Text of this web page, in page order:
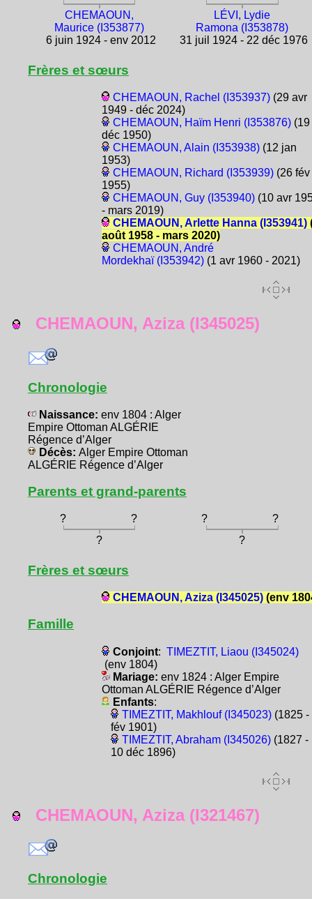
CHEMAOUN,
Maurice (I353877)
6 juin 1924 - env 2012
LÉVI, Lydie
Ramona (I353878)
31 juil 1924 - 22 déc 1976
Frères et sœurs
CHEMAOUN, Rachel (I353937)(29 avr
1949 - déc 2024)
CHEMAOUN, Haïm Henri (I353876)(19
déc 1950)
CHEMAOUN, Alain (I353938)(12 jan
1953)
CHEMAOUN, Richard (I353939)(26 fév
1955)
CHEMAOUN, Guy (I353940)(10 avr
- mars 2019)
CHEMAOUN, Arlette Hanna (I353941)
août 1958 - mars 2020)
CHEMAOUN, André
Mordekhaï (I353942)(1 avr 1960 - 2021)
CHEMAOUN, Aziza (I345025)
Chronologie
Naissance: env 1804 : Alger
Empire Ottoman ALGÉRIE
Régence d’Alger
Décès: Alger Empire Ottoman
ALGÉRIE Régence d’Alger
Parents et grand-parents
? ? ?
?
?
?
Frères et sœurs
CHEMAOUN, Aziza (I345025)(env
Famille
Conjoint: TIMEZTIT, Liaou (I345024)
(env 1804)
Mariage: env 1824 : Alger Empire
Ottoman ALGÉRIE Régence d’Alger
Enfants:
TIMEZTIT, Makhlouf (I345023)(1825 -
fév 1901)
TIMEZTIT, Abraham (I345026)(1827 -
10 déc 1896)
CHEMAOUN, Aziza (I321467)
Chronologie